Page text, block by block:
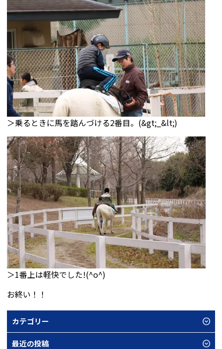
＞乗るときに馬を踏んづける2番目。(&gt;_&lt;)
＞1番上は軽快でした!(^o^)
お終い！！
カテゴリー
最近の投稿